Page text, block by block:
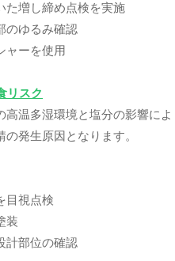
増し締め点検を実施
のゆるみ確認
ャーを使用
リスク
温多湿環境と塩分の影響に
発生原因となります。
目視点検
装
計部位の確認